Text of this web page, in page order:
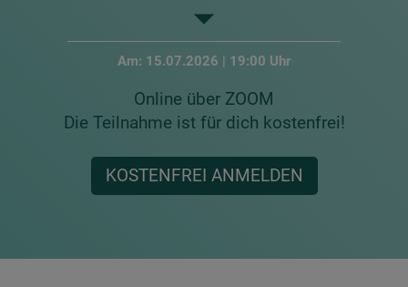
Am: 15.07.2026 | 19:00 Uhr
Online über ZOOM
Die Teilnahme ist für dich kostenfrei!
KOSTENFREI ANMELDEN